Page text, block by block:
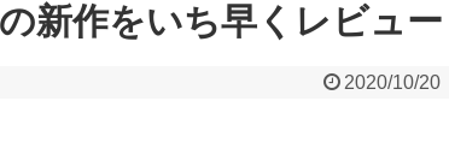
新作をいち早くレビュー
2020/10/20